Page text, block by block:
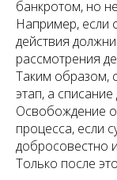
банкротом, но
Например, если
действия
рассмотрения
Таким образом,
этап, а
Освобождение
процесса, если
добросовестно
Только после